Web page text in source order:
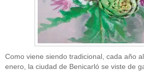
Como viene siendo tradicional, cada año
enero, la ciudad de Benicarló se viste de